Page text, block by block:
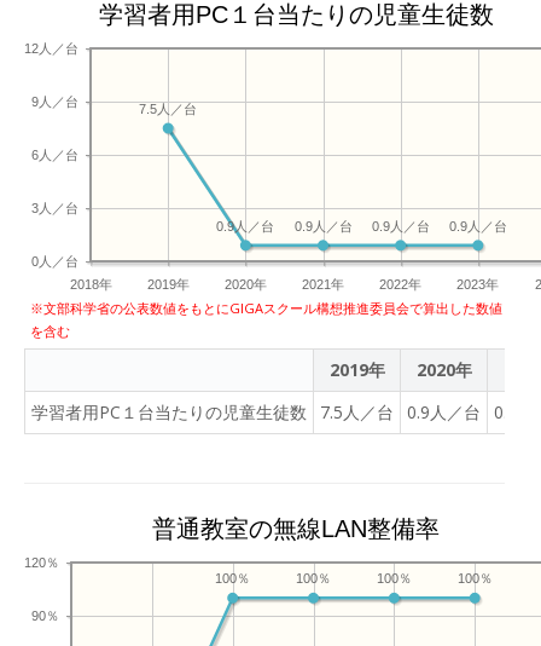
学習者用PC１台当たりの児童生徒数
2018年 2019年 2020年 2021年 2022年 2023年
0人／台
3人／台
6人／台
9人／台
12人／台
0.9人／台
0.9人／台
0.9人／台
0.9人／台
7.5人／台
※文部科学省の公表数値をもとにGIGAスクール構想推進委員会で算出した数値
を含む
2019年 2020年
学習者用PC１台当たりの児童生徒数
7.5人／台 0.9人／台 0.9人
普通教室の無線LAN整備率
90％
120％
100％
100％
100％
100％